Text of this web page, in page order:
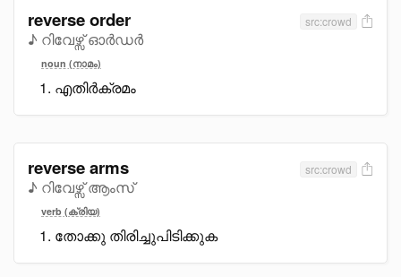
reverse order
♪ റിവേഴ്സ് ഓർഡർ
src:crowd
noun (നാമം)
എതിർക്രമം
reverse arms
♪ റിവേഴ്സ് ആംസ്
src:crowd
verb (ക്രിയ)
തോക്കു തിരിച്ചുപിടിക്കുക